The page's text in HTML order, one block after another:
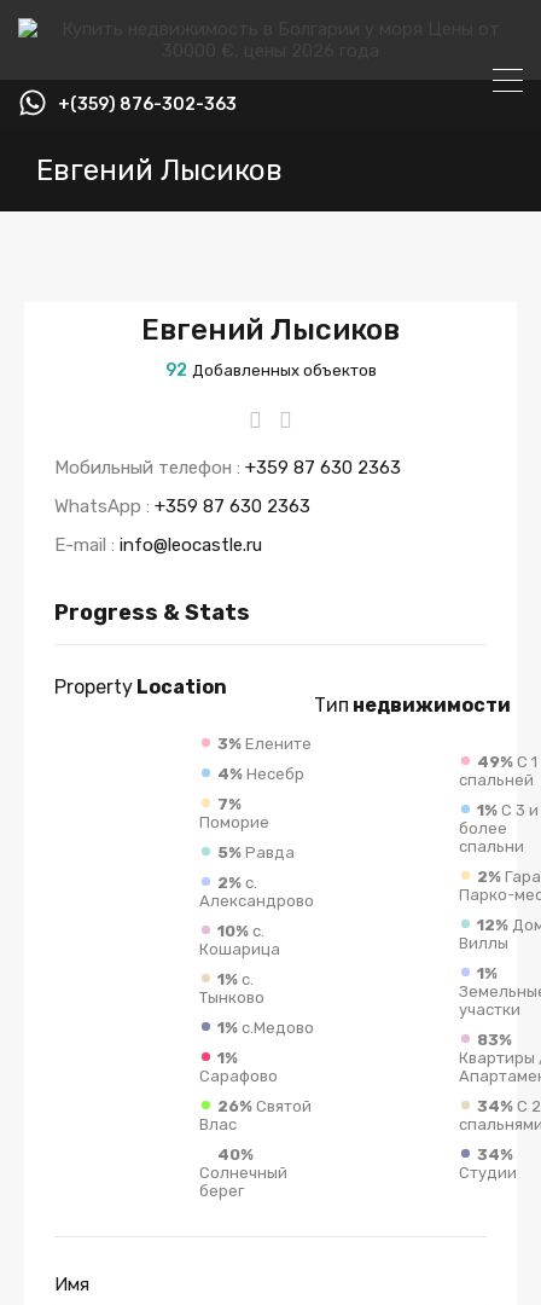
+(359) 876-302-363
Евгений Лысиков
Евгений Лысиков
92 Добавленных объектов
Мобильный телефон : +359 87 630 2363
WhatsApp : +359 87 630 2363
E-mail : info@leocastle.ru
Progress & Stats
Property Location
3% Елените
4% Несебр
7%
Поморие
5% Равда
2% с.
Александрово
10% с.
Кошарица
1% с.
Тынково
1% с.Медово
1%
Сарафово
26% Святой
Влас
40%
Солнечный
берег
Тип недвижимости
49% C 1
спальней
1% C 3 и
более
спальни
2%
Парко-
12%
Виллы
1%
участки
83%
Квартиры
34% С 2
34%
Студии
Имя